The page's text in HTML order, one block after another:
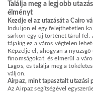
Találja meg a legjobb
élményt
Kezdje el az utazását a Cairo
Induljon el egy felejthetetlen
sarkon egy új történet tárul fel.
tájakig ez a város végtelen
Képzelje el, ahogyan a
finomságokat, és elmerül a
Lagos, és találja meg a
váljon.
Airpaz, mint tapasztalt utazási
Az Airpaz segítségével